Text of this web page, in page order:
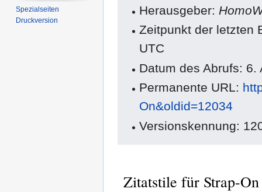
Herausgeber:
Zeitpunkt der letzten
UTC
Datum des Abrufs:
Permanente URL:
On&oldid=12034
Versionskennung:
Zitatstile für Strap-On
Spezialseiten
Druckversion